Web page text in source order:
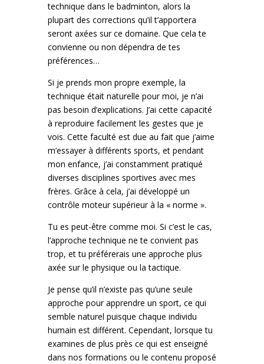
technique dans le badminton, alors la
plupart des corrections qu’il t’apportera
seront axées sur ce domaine. Que cela te
convienne ou non dépendra de tes
préférences…
Si je prends mon propre exemple, la
technique était naturelle pour moi, je n’ai
pas besoin d’explications. J’ai cette capacité
à reproduire facilement les gestes que je
vois. Cette faculté est due au fait que j’aime
m’essayer à différents sports, et pendant
mon enfance, j’ai constamment pratiqué
diverses disciplines sportives avec mes
frères. Grâce à cela, j’ai développé un
contrôle moteur supérieur à la « norme ».
Tu es peut-être comme moi. Si c’est le cas,
l’approche technique ne te convient pas
trop, et tu préférerais une approche plus
axée sur le physique ou la tactique.
Je pense qu’il n’existe pas qu’une seule
approche pour apprendre un sport, ce qui
semble naturel puisque chaque individu
humain est différent. Cependant, lorsque tu
examines de plus près ce qui est enseigné
dans nos formations ou le contenu proposé